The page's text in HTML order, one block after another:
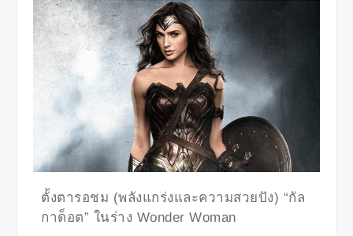
ตั้งตารอชม (พลังแกร่งและความสวยปัง) “กัล
กาด็อต” ในร่าง Wonder Woman